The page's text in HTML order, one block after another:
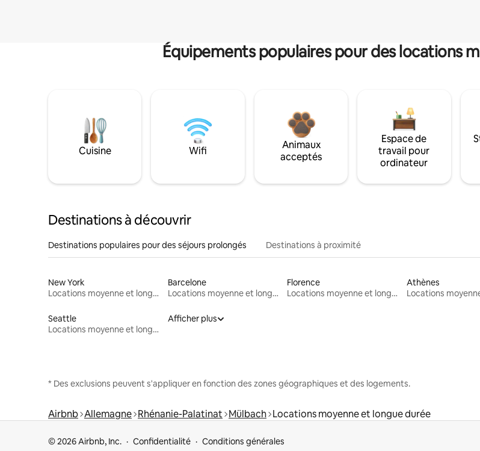
Équipements populaires pour des locations
Cuisine Wifi
Animaux
acceptés
Espace de
travail pour
ordinateur
Destinations à découvrir
Destinations populaires pour des séjours prolongés Destinations à proximité
New York
Locations moyenne et longue durée
Barcelone
Locations moyenne et longue durée
Florence
Locations moyenne et longue durée
Athènes
Seattle
Locations moyenne et longue durée
Afficher plus
* Des exclusions peuvent s'appliquer en fonction des zones géographiques et des logements.
Airbnb Allemagne Rhénanie-Palatinat Mülbach Locations moyenne et longue durée
© 2026 Airbnb, Inc. Confidentialité Conditions générales